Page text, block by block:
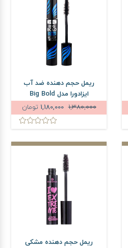
ریمل حجم دهنده ضد آب
ایزادورا مدل Big Bold
1,380,000
1,180,000 تومان
ریمل حجم دهنده مشکی